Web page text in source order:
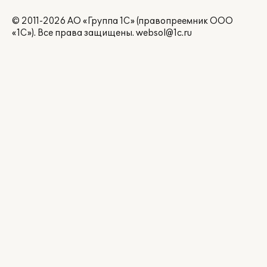
© 2011-2026 АО «Группа 1С» (правопреемник ООО
«1С»). Все права защищены. websol@1c.ru